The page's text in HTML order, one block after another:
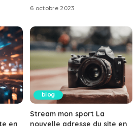
6 octobre 2023
en
blog
Stream mon sport La
nouvelle adresse du site en